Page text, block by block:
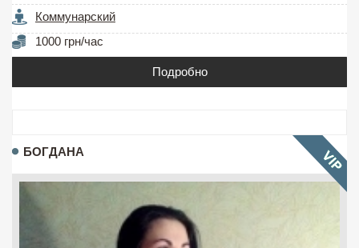
Коммунарский
1000 грн/час
Подробно
БОГДАНА